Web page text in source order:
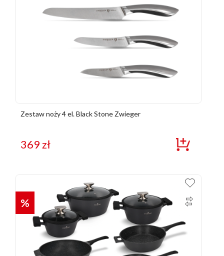
Zestaw noży 4 el. Black Stone Zwieger
369zł
%